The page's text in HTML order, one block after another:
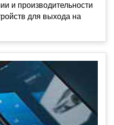
и производительности
для выхода на